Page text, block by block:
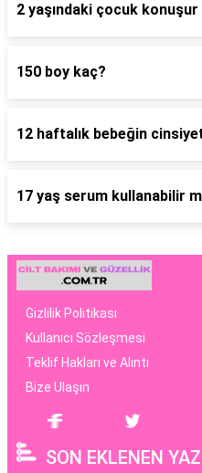
2 yaşındaki çocuk konuşur
150 boy kaç?
12 haftalık bebeğin
17 yaş serum kullanabilir
Gizlilik Politikası
Kullanıcı Sözleşmesi
Teklif Hakları ve Alıntı
Bize Ulaşın
SON EKLENEN